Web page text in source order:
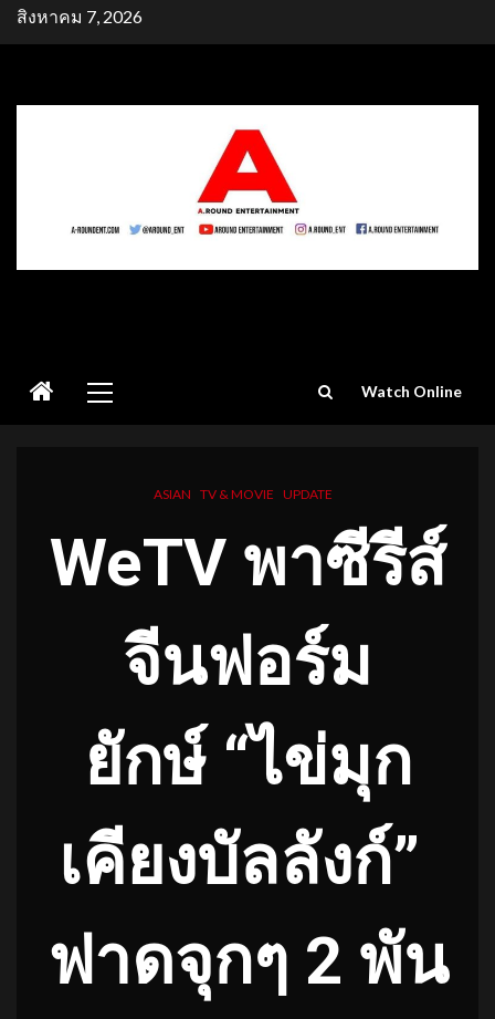
Skipสิงหาคม 7, 2026
Menu
Watch Online
ASIAN TV & MOVIE UPDATE
WeTV พาซีรีส์
จีนฟอร์ม
ยักษ์ “ไข่มุก
เคียงบัลลังก์”
ฟาดจุกๆ 2 พัน